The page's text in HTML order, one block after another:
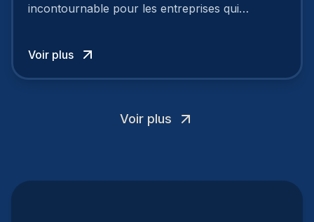
incontournable pour les entreprises qui
Voir plus
Voir plus